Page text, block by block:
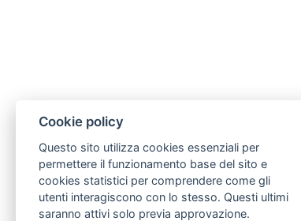
Cookie policy
Questo sito utilizza cookies essenziali per
permettere il funzionamento base del sito e
cookies statistici per comprendere come gli
utenti interagiscono con lo stesso. Questi ultimi
saranno attivi solo previa approvazione.